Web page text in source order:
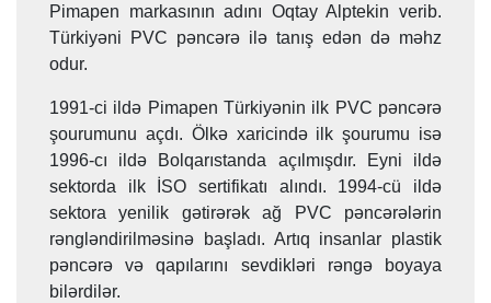
Pimapen markasının adını Oqtay Alptekin verib.
Türkiyəni PVC pəncərə ilə tanış edən də məhz
odur.
1991-ci ildə Pimapen Türkiyənin ilk PVC pəncərə
şourumunu açdı. Ölkə xaricində ilk şourumu isə
1996-cı ildə Bolqarıstanda açılmışdır. Eyni ildə
sektorda ilk İSO sertifikatı alındı. 1994-cü ildə
sektora yenilik gətirərək ağ PVC pəncərələrin
rəngləndirilməsinə başladı. Artıq insanlar plastik
pəncərə və qapılarını sevdikləri rəngə boyaya
bilərdilər.